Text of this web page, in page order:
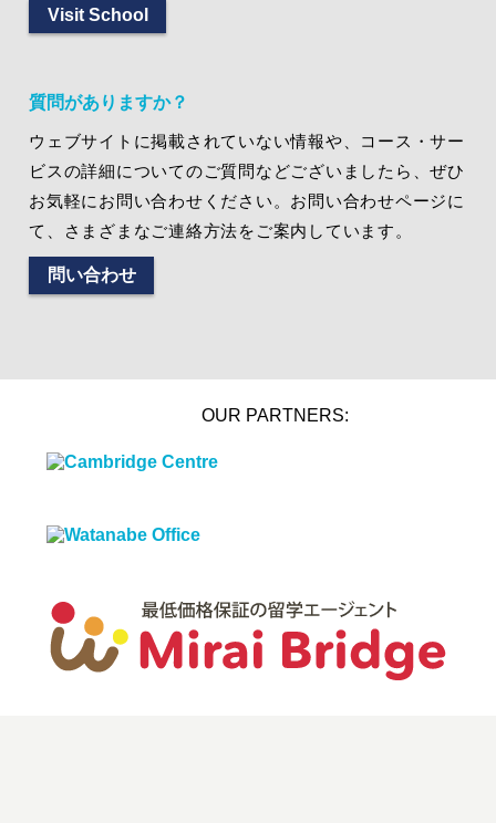
Visit School
質問がありますか？
ウェブサイトに掲載されていない情報や、コース・サー
ビスの詳細についてのご質問などございましたら、ぜひ
お気軽にお問い合わせください。お問い合わせページに
て、さまざまなご連絡方法をご案内しています。
問い合わせ
OUR PARTNERS: